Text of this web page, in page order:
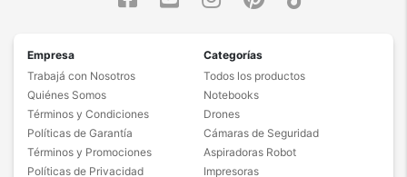
Empresa
Trabajá con Nosotros
Quiénes Somos
Términos y Condiciones
Políticas de Garantía
Términos y Promociones
Políticas de Privacidad
Categorías
Todos los productos
Notebooks
Drones
Cámaras de Seguridad
Aspiradoras Robot
Impresoras